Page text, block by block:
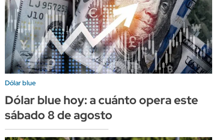
Dólar blue
Dólar blue hoy: a cuánto opera este
sábado 8 de agosto